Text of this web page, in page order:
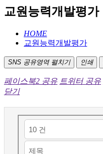
교원능력개발평가
HOME
교원능력개발평가
SNS 공유영역 펼치기 인쇄
페이스북2 공유 트위터 공유
닫기